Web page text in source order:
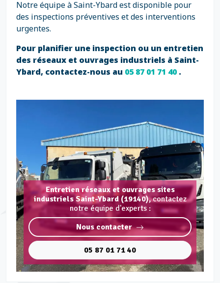
Notre équipe à Saint-Ybard est disponible pour
des inspections préventives et des interventions
urgentes.
Pour planifier une inspection ou un entretien
des réseaux et ouvrages industriels à Saint-
Ybard, contactez-nous au 05 87 01 71 40.
Entretien réseaux et ouvrages sites
industriels Saint-Ybard (19140),contactez
notre équipe d'experts :
Nous contacter
05 87 01 71 40